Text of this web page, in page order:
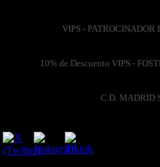
VIPS -
10% de Descuento VIPS -
C.D. MADRID